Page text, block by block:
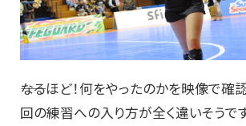
――なるほど！何をやったのかを映像で
回の練習への入り方が全く違いそうで